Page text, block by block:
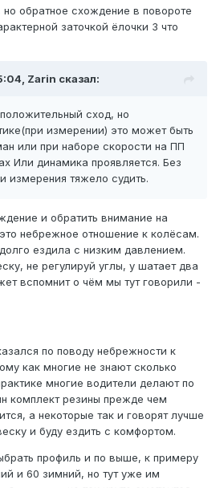
обратное схождение в повороте
заточкой ёлочки 3 что
Zarin сказал:
сход, но
измерении) это может быть
или при наборе скорости на ПП
Или динамика проявляется. Без
измерения тяжело судить.
и обратить внимание на
небрежное отношение к колёсам.
ездила с низким давлением.
не регулируй углы, у шатает два
вспомнит о чём мы тут говорили -
по поводу небрежности к
как многие не знают сколько
многие водители делают по
комплект резины прежде чем
а некоторые так и говорят лучше
и буду ездить с комфортом.
профиль и по выше, к примеру
и 60 зимний, но тут уже им